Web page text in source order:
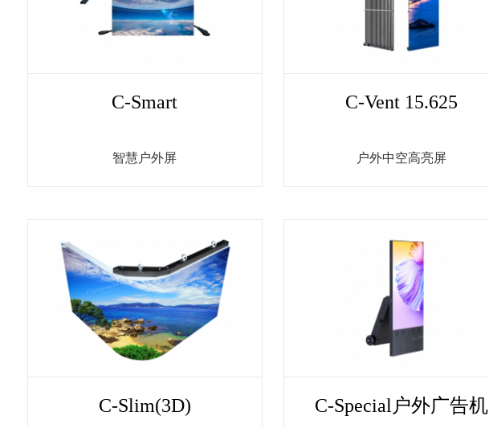
C-Smart
智慧户外屏
C-Vent 15.625
户外中空高亮屏
C-Slim(3D) C-Special户外广告机